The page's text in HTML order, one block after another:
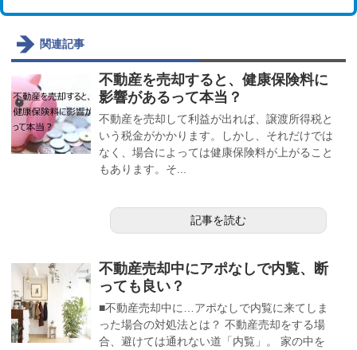
関連記事
不動産を売却すると、健康保険料に
影響があるって本当？
不動産を売却して利益が出れば、譲渡所得税と
いう税金がかかります。しかし、それだけでは
なく、場合によっては健康保険料が上がること
もあります。そ...
記事を読む
不動産売却中にアポなしで内覧、断
っても良い？
■不動産売却中に…アポなしで内覧に来てしま
った場合の対処法とは？ 不動産売却をする場
合、避けては通れない道「内覧」。 家の中を